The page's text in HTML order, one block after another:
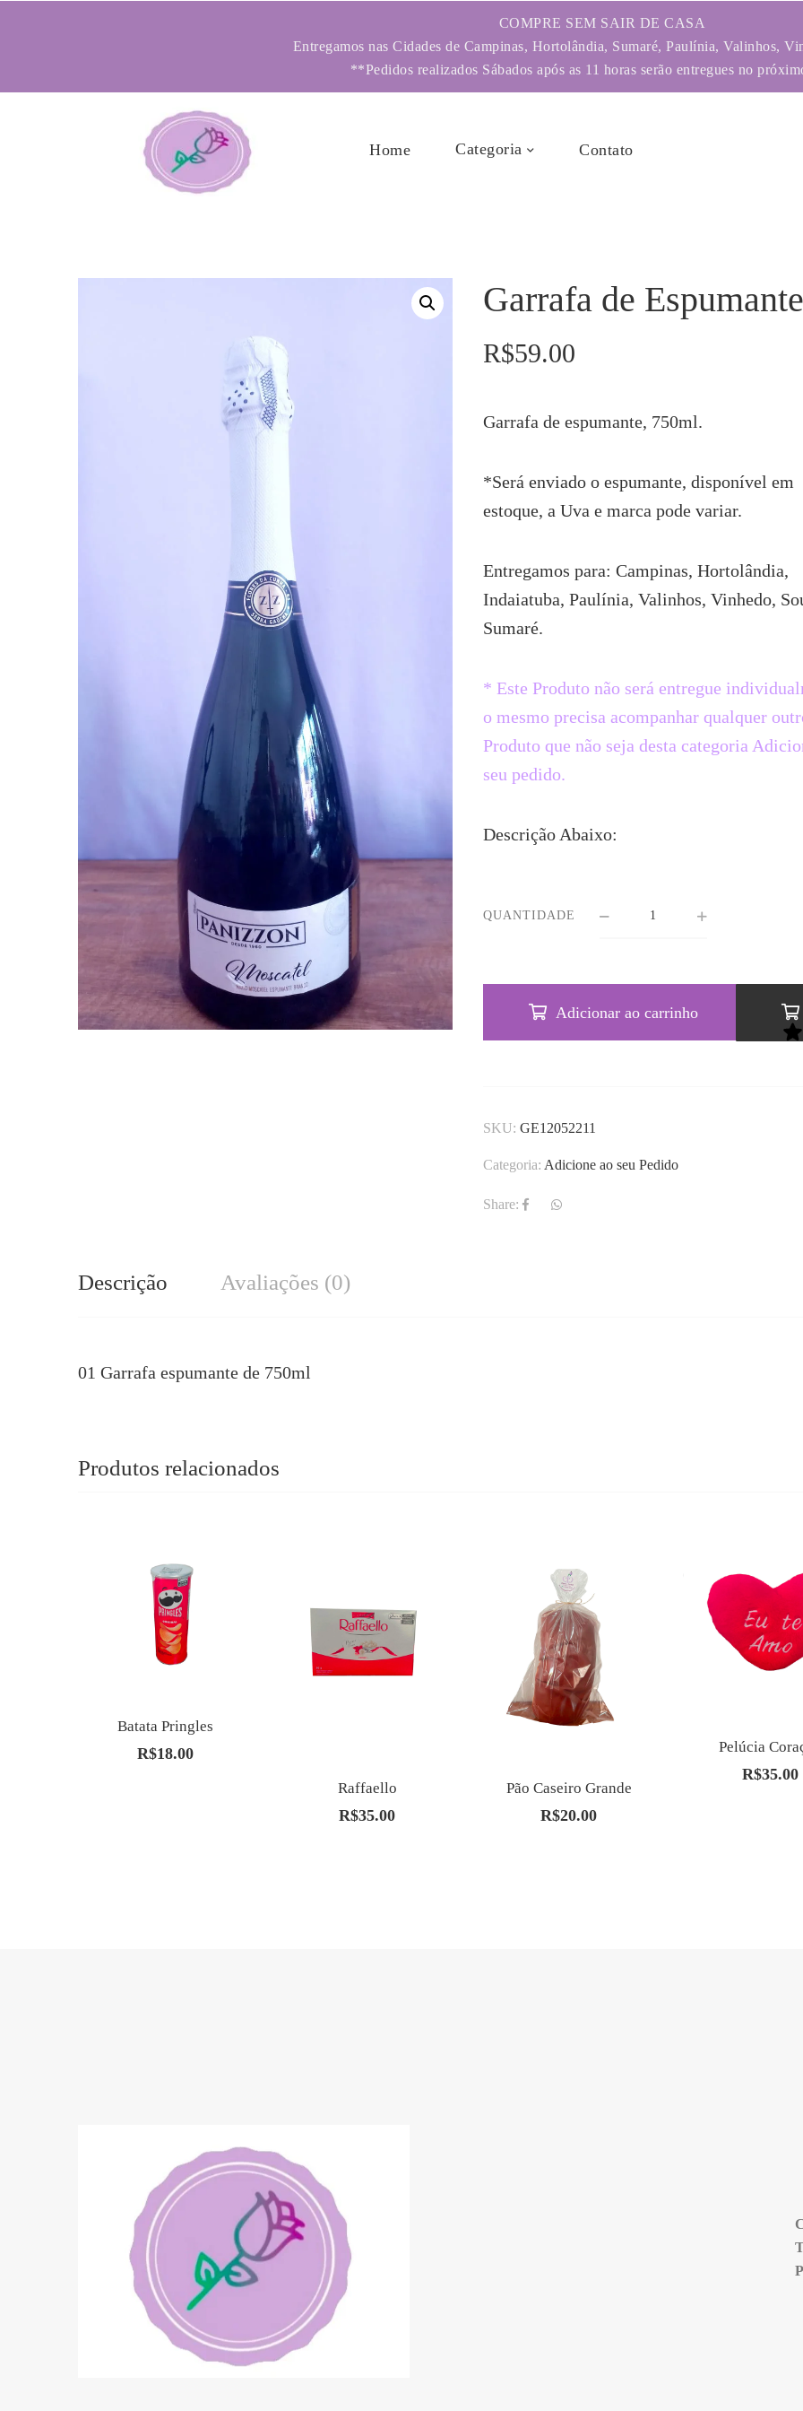
COMPRE SEM SAIR DE CASA
Entregamos nas Cidades de Campinas, Hortolândia, Sumaré, Paulínia, Valinhos,
**Pedidos realizados Sábados após as 11 horas serão entregues no
Home Categoria Contato
Garrafa de
R$59.00
Garrafa de espumante, 750ml.
*Será enviado o espumante, disponível em
estoque, a Uva e marca pode variar.
Entregamos para: Campinas, Hortolândia,
Indaiatuba, Paulínia, Valinhos, Vinhedo,
Sumaré.
* Este Produto não será entregue
o mesmo precisa acompanhar qualquer
Produto que não seja desta categoria
seu pedido.
Descrição Abaixo:
QUANTIDADE
Adicionar ao carrinho
SKU:GE12052211
Categoria: Adicione ao seu Pedido
Share:
Descrição Avaliações (0)
01 Garrafa espumante de 750ml
Produtos relacionados
Batata Pringles
R$18.00
Raffaello
R$35.00
Pão Caseiro Grande
R$20.00
Pelúcia
R$35.00